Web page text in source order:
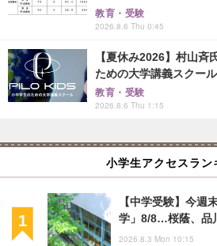
教育・受験
2026.8.6 Thu 0:45
【夏休み2026】村山斉
ための大学講義スクー
教育・受験
2026.8.6 Thu 1:15
小学生アクセスラン
【中学受験】今週
学」8/8…桜蔭、品
2026.8.3 Mon 10:15